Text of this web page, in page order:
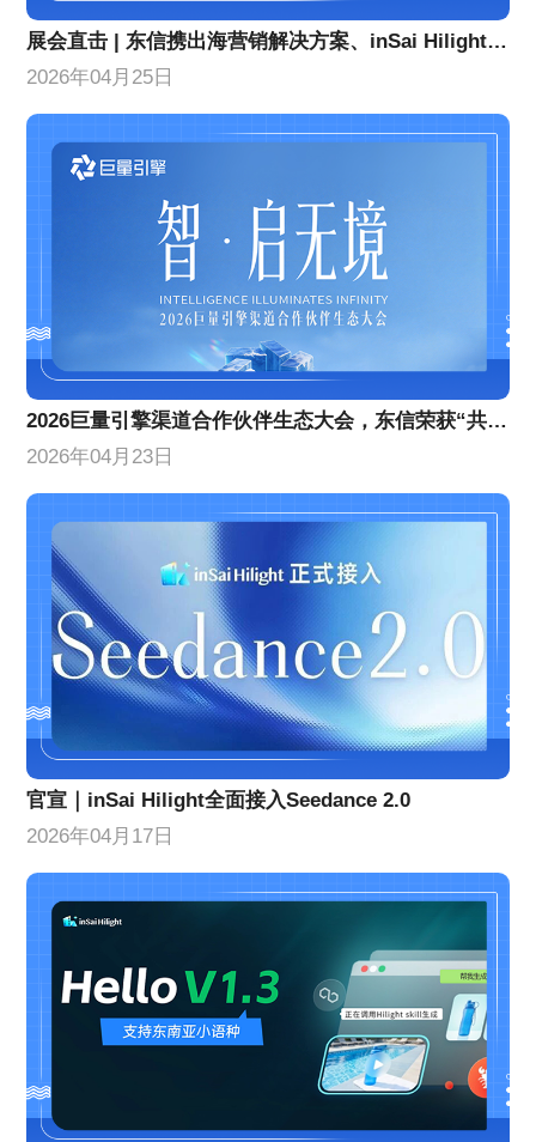
展会直击 | 东信携出海营销解决方案、inSai Hilight产品亮相GTC全球流量大会
2026年04月25日
2026巨量引擎渠道合作伙伴生态大会，东信荣获“共擎奖”双项大奖
2026年04月23日
官宣｜inSai Hilight全面接入Seedance 2.0
2026年04月17日